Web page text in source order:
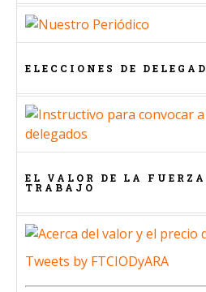
ELECCIONES DE
EL VALOR DE LA FUERZA
TRABAJO
Tweets by FTCIODyARA